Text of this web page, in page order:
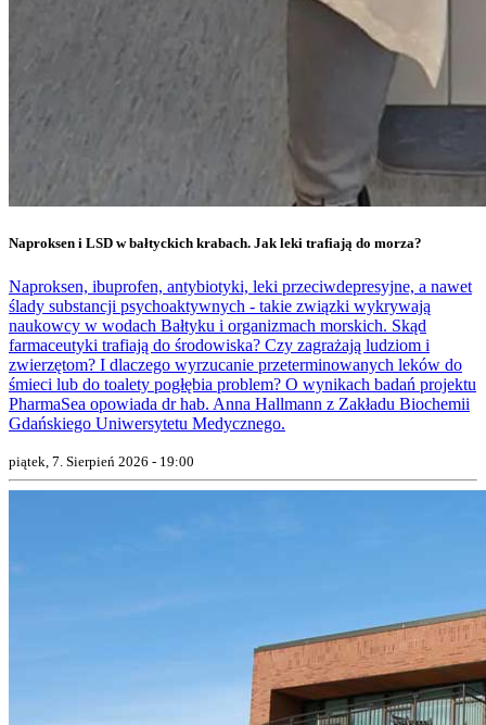
Naproksen i LSD w bałtyckich krabach. Jak leki trafiają do morza?
Naproksen, ibuprofen, antybiotyki, leki przeciwdepresyjne, a nawet
ślady substancji psychoaktywnych - takie związki wykrywają
naukowcy w wodach Bałtyku i organizmach morskich. Skąd
farmaceutyki trafiają do środowiska? Czy zagrażają ludziom i
zwierzętom? I dlaczego wyrzucanie przeterminowanych leków do
śmieci lub do toalety pogłębia problem? O wynikach badań projektu
PharmaSea opowiada dr hab. Anna Hallmann z Zakładu Biochemii
Gdańskiego Uniwersytetu Medycznego.
piątek, 7. Sierpień 2026 - 19:00